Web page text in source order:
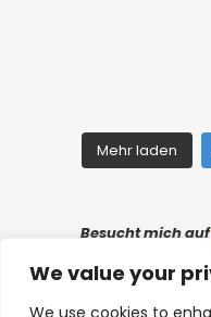
We value your
We use cookies to
Mehr laden
Besucht mich auf
Links|